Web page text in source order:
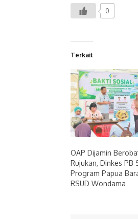
0
Terkait
OAP Dijamin
Rujukan, Dinkes PB
Program Papua
RSUD Wondama